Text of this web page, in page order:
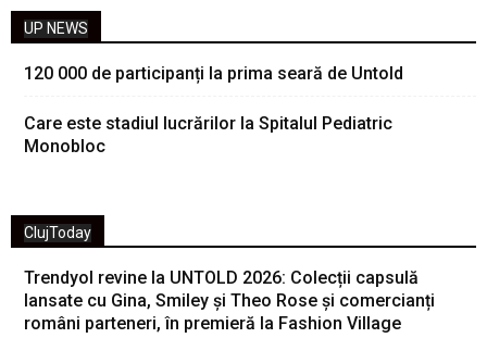
UP NEWS
120 000 de participanți la prima seară de Untold
Care este stadiul lucrărilor la Spitalul Pediatric
Monobloc
ClujToday
Trendyol revine la UNTOLD 2026: Colecții capsulă
lansate cu Gina, Smiley și Theo Rose și comercianți
români parteneri, în premieră la Fashion Village